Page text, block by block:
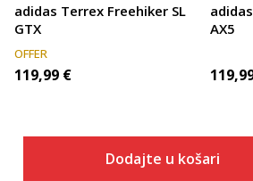
adidas Terrex Freehiker SL
GTX
OFFER
119,99 €
Dodajte u košaricu
AX5